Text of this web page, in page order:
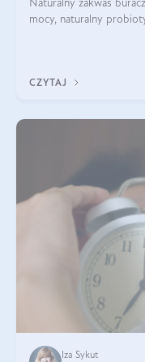
Naturalny zakwas
mocy, naturalny
CZYTAJ
Iza Sykut